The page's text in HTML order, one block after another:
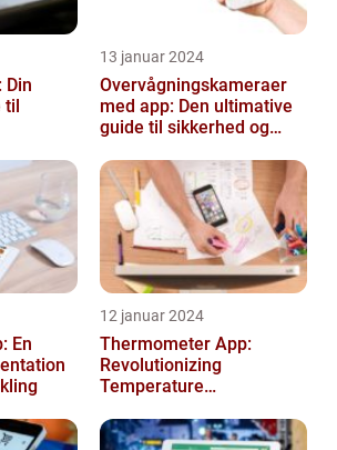
Din
til
13 januar 2024
Overvågningskameraer
med app: Den ultimative
guide til sikkerhed og
En
12 januar 2024
Thermometer App:
Revolutionizing
Temperature